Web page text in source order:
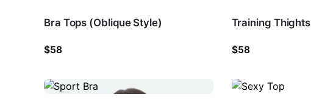
Bra Tops (Oblique Style)
$58
Training Thights
$58